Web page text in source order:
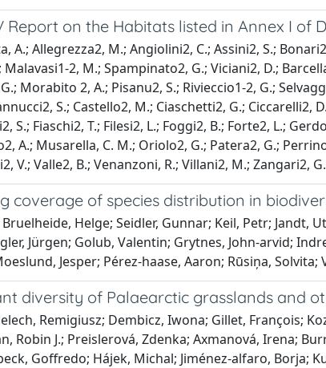
Report on the Habitats listed in Annex I of
A.; Allegrezza2, M.; Angiolini2, C.; Assini2, S.;
2, M.; Spampinato2, G.; Viciani2, D.;
Morabito 2, A.; Pisanu2, S.; Rivieccio1-2, G.;
S.; Castello2, M.; Ciaschetti2, G.;
S.; Fiaschi2, T.; Filesi2, L.; Foggi2, B.; Forte2, L.;
A.; Musarella, C. M.; Oriolo2, G.; Patera2, G.;
V.; Valle2, B.; Venanzoni, R.; Villani2, M.; Zangari2,
coverage of species distribution in
Helge; Seidler, Gunnar; Keil, Petr; Jandt,
Jürgen; Golub, Valentin; Grytnes, John‐arvid;
Jesper; Pérez‐haase, Aaron; Rūsiņa, Solvita;
diversity of Palaearctic grasslands and
Remigiusz; Dembicz, Iwona; Gillet, François;
Robin J.; Preislerová, Zdenka; Axmanová, Irena;
Goffredo; Hájek, Michal; Jiménez‐alfaro, Borja;